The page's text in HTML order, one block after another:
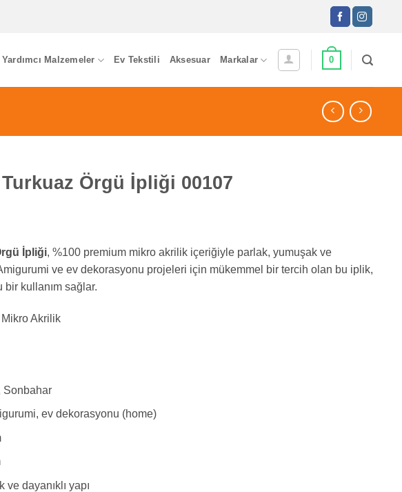
Yardımcı Malzemeler Ev Tekstili Aksesuar Markalar 0
Örgü İpliği 00107
İpliği, %100 premium mikro akrilik içeriğiyle parlak, yumuşak ve
ve ev dekorasyonu projeleri için mükemmel bir tercih olan bu iplik,
kullanım sağlar.
Akrilik
Sonbahar
ev dekorasyonu (home)
dayanıklı yapı